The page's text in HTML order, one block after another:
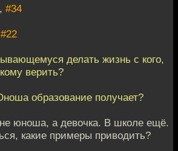
#34
#22
делать жизнь с кого,
верить?
образование получает?
не юноша, а девочка. В школе ещё.
какие примеры приводить?